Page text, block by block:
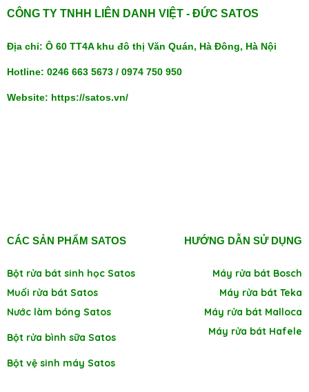
CÔNG TY TNHH LIÊN DANH VIỆT - ĐỨC SATOS
Địa chỉ: Ô 60 TT4A khu đô thị Văn Quán, Hà Đông, Hà Nội
Hotline: 0246 663 5673 / 0974 750 950
Website: https://satos.vn/
CÁC SẢN PHẨM SATOS
Bột rửa bát sinh học Satos
Muối rửa bát Satos
Nước làm bóng Satos
Bột rửa bình sữa Satos
Bột vệ sinh máy Satos
HƯỚNG DẪN SỬ DỤNG
Máy rửa bát Bosch
Máy rửa bát Teka
Máy rửa bát Malloca
Máy rửa bát Hafele